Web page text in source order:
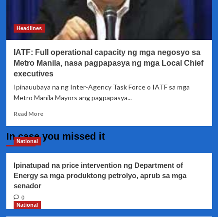
Headlines
IATF: Full operational capacity ng mga negosyo sa
Metro Manila, nasa pagpapasya ng mga Local Chief
executives
Ipinauubaya na ng Inter-Agency Task Force o IATF sa mga
Metro Manila Mayors ang pagpapasya...
Read MoreRead
IATF:
capacity
ng
In case you missed it
National
Ipinatupad na price intervention ng Department of
Energy sa mga produktong petrolyo, aprub sa mga
senador
0
National